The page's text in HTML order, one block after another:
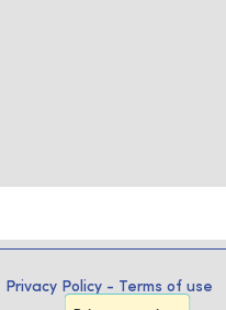
Privacy Policy - Terms of use